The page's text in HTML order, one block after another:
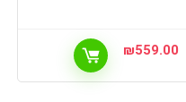
₪559.00